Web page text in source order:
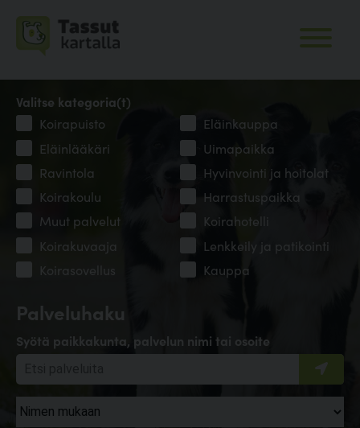
Palveluhaku
Syötä paikkakunta, palvelun nimi tai osoite
Valitse kategoria(t)
Koirapuisto
Eläinkauppa
Eläinlääkäri
Uimapaikka
Ravintola
Hyvinvointi ja hoitolat
Koirakoulu
Harrastuspaikka
Muut palvelut
Koirahotelli
Koirakuvaaja
Lenkkeily ja patikointi
Koirasovellus
Kauppa